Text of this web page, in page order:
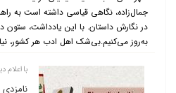
جمال‌زاده، نگاهی قیاسی داشته است به
در نگارش داستان. با این یادداشت،
به‌روز می‌کنیم.بی‌شک اهل ادب هر کشور،
با اعلام